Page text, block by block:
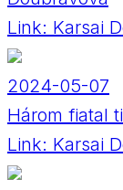
Link: Karsai
2024-05-07
Három fiatal
Link: Karsai